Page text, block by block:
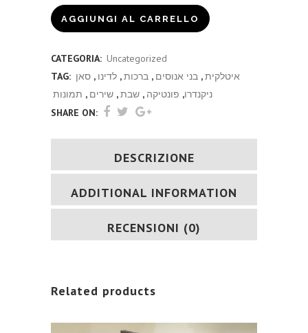
שבי
quantity
AGGIUNGI AL CARRELLO
CATEGORIA: Uncategorized
TAG:
איטלקית, בני אנוסים , ברכות, לדינו , סאן
ניקנדרו, פונטיקה , שבת, שירים , תמונות
SHARE ON:
DESCRIZIONE
ADDITIONAL INFORMATION
RECENSIONI (0)
Related products